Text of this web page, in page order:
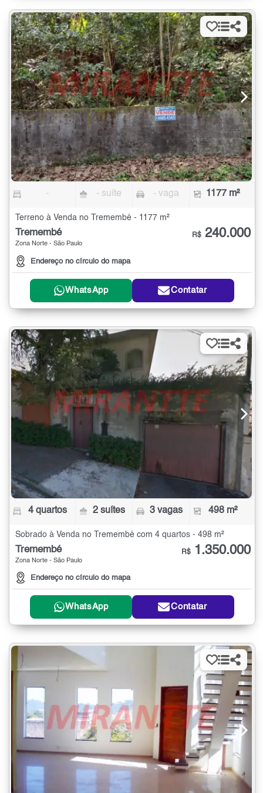
- - suíte - vaga 1177 m²
Terreno à Venda no Tremembé - 1177 m²
Tremembé
Zona Norte - São Paulo
Endereço no círculo do mapa
R$ 240.000
WhatsApp Contatar
4 quartos 2 suítes 3 vagas 498 m²
Sobrado à Venda no Tremembé com 4 quartos - 498 m²
Tremembé
Zona Norte - São Paulo
Endereço no círculo do mapa
R$ 1.350.000
WhatsApp Contatar